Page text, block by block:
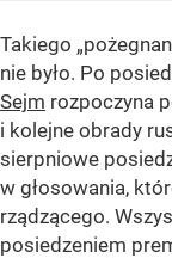
Takiego
nie było. Po
Sejm rozpoczyna
i kolejne obrady
sierpniowe
w głosowania,
rządzącego.
posiedzeniem